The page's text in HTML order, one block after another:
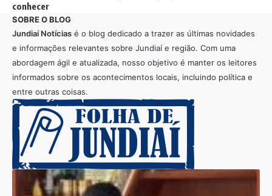
conhecer
SOBRE O BLOG
Jundiaí Notícias é o blog dedicado a trazer as últimas novidades
e informações relevantes sobre Jundiaí e região. Com uma
abordagem ágil e atualizada, nosso objetivo é manter os leitores
informados sobre os acontecimentos locais, incluindo política e
entre outras coisas.